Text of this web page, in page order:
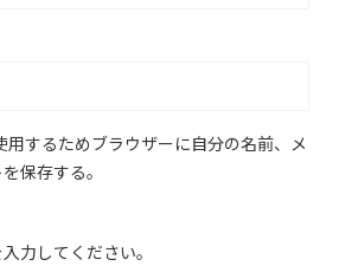
用するためブラウザーに自分の名前、メ
保存する。
力してください。